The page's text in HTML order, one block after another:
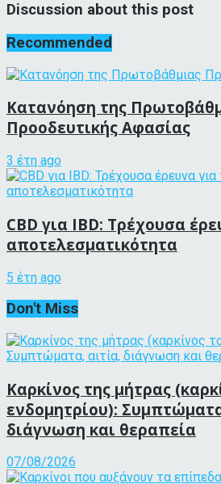
Discussion about this post
Recommended
Κατανόηση της
Προοδευτικής Αφασίας
3 έτη ago
CBD για IBD: Τρέχουσα
αποτελεσματικότητα
5 έτη ago
Don't Miss
Καρκίνος της μήτρας
ενδομητρίου):
διάγνωση και θεραπεία
07/08/2026